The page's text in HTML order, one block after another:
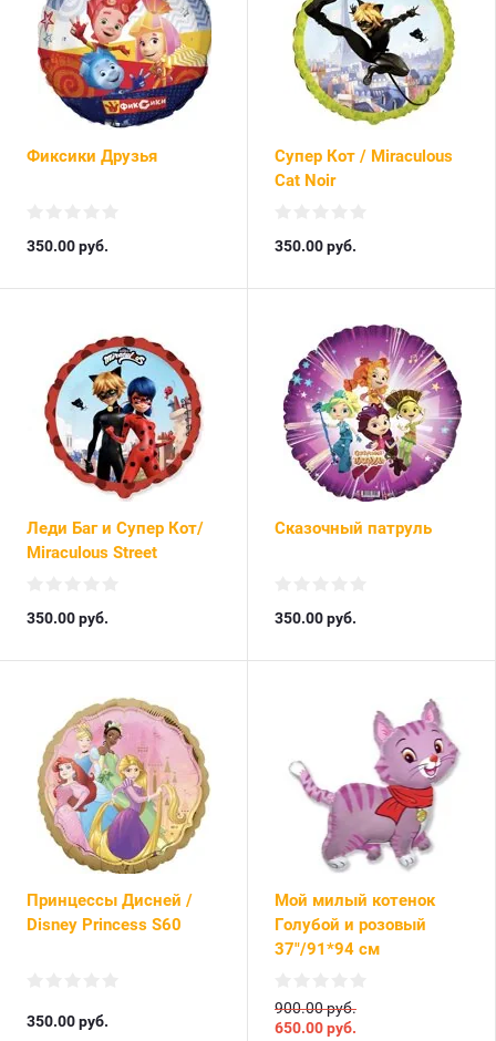
Фиксики Друзья
350.00руб.
Супер Кот / Miraculous
Cat Noir
350.00руб.
Леди Баг и Супер Кот/
Miraculous Street
350.00руб.
Сказочный патруль
350.00руб.
Принцессы Дисней /
Disney Princess S60
350.00руб.
Мой милый котенок
Голубой и розовый
37"/91*94 см
900.00 руб.
650.00руб.